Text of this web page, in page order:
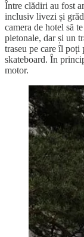
Între clădiri au fost
inclusiv livezi și
camera de hotel să
pietonale, dar și un
traseu pe care îl poți
skateboard. În
motor.